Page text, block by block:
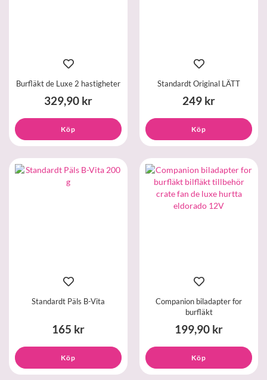
Burfläkt de Luxe 2 hastigheter
329,90 kr
Köp
Standardt Original LÄTT
249 kr
Köp
Standardt Päls B-Vita
165 kr
Köp
Companion biladapter for
burfläkt
199,90 kr
Köp